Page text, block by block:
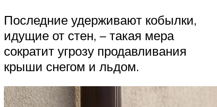
Последние удерживают кобылки,
идущие от стен, – такая мера
сократит угрозу продавливания
крыши снегом и льдом.